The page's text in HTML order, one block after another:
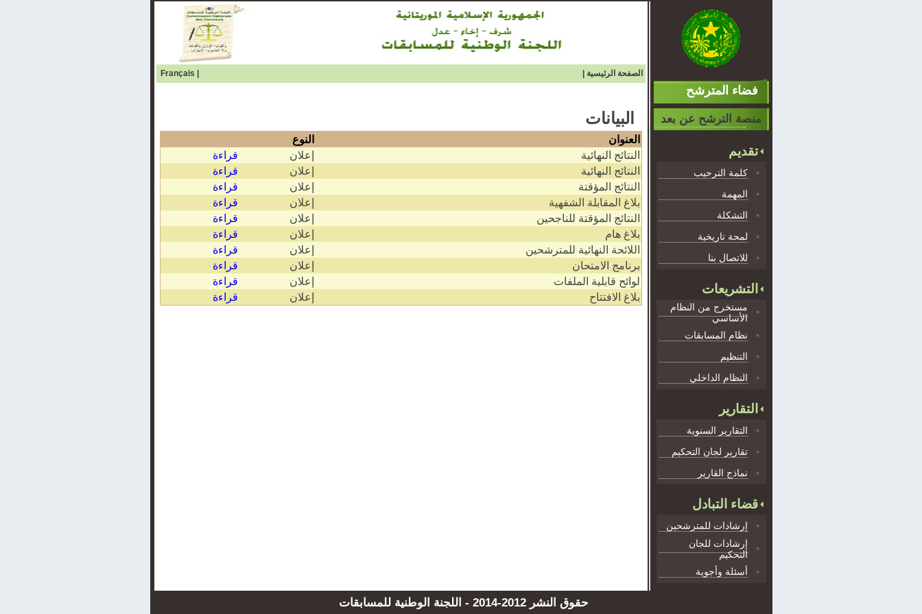
Français الصفحة الرئيسية
البيانات
النوع
العنوان
قراءة
إعلان
النتائج النهائية
قراءة
إعلان
النتائج النهائية
قراءة
إعلان
النتائج المؤقتة
قراءة
إعلان
بلاغ المقابلة الشفهية
قراءة
إعلان
النتائج المؤقتة للناجحين
قراءة
إعلان
بلاغ هام
قراءة
إعلان
اللائحة النهائية للمترشحين
قراءة
إعلان
برنامج الامتحان
قراءة
إعلان
لوائح قابلية الملفات
قراءة
إعلان بلاغ الافتتاح
منصة الترشح عن بعد
تقديم
كلمة الترحيب
المهمة
التشكلة
لمحة تاريخية
للاتصال بنا
التشريعات
مستخرج من النظام
الأساسي
نظام المسابقات
التنظيم
النظام الداخلي
التقارير
التقارير السنوية
تقارير لجان التحكيم
نماذج القارير
قضاء التبادل
إرشادات للمترشحين
إرشادات للجان
التحكيم
أسئلة وأجوية
حقوق النشر 2012-2014 - اللجنة الوطنية للمسابقات